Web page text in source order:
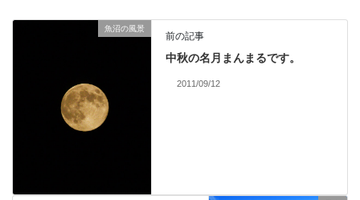
魚沼の風景
前の記事
中秋の名月まんまるです。
2011/09/12